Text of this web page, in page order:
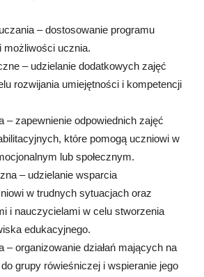
– dostosowanie programu
możliwości ucznia.
– udzielanie dodatkowych zajęć
rozwijania umiejętności i kompetencji
– zapewnienie odpowiednich zajęć
które pomogą uczniowi w
lub społecznym.
– udzielanie wsparcia
w trudnych sytuacjach oraz
i nauczycielami w celu stworzenia
edukacyjnego.
– organizowanie działań mających na
grupy rówieśniczej i wspieranie jego